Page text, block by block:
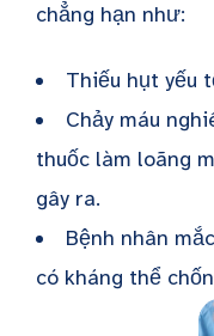
chẳng hạn như:
Thiếu hụt yếu
Chảy máu
thuốc làm loãng
gây ra.
Bệnh nhân
có kháng thể